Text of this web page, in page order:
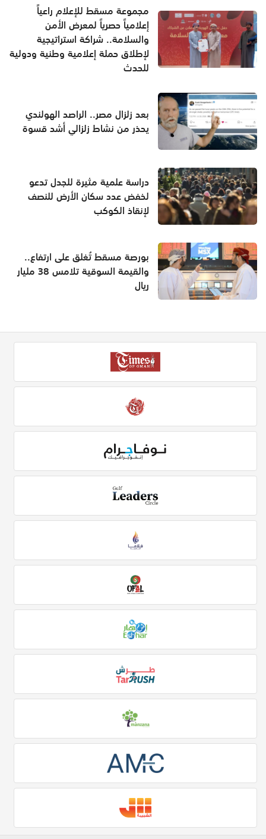
مجموعة مسقط للإعلام راعياً
إعلامياً حصرياً لمعرض الأمن
والسلامة.. شراكة استراتيجية
لإطلاق حملة إعلامية وطنية ودولية
للحدث
بعد زلزال مصر.. الراصد الهولندي
يحذر من نشاط زلزالي أشد قسوة
دراسة علمية مثيرة للجدل تدعو
لخفض عدد سكان الأرض للنصف
لإنقاذ الكوكب
بورصة مسقط تُغلق على ارتفاع..
والقيمة السوقية تلامس 38 مليار
ريال